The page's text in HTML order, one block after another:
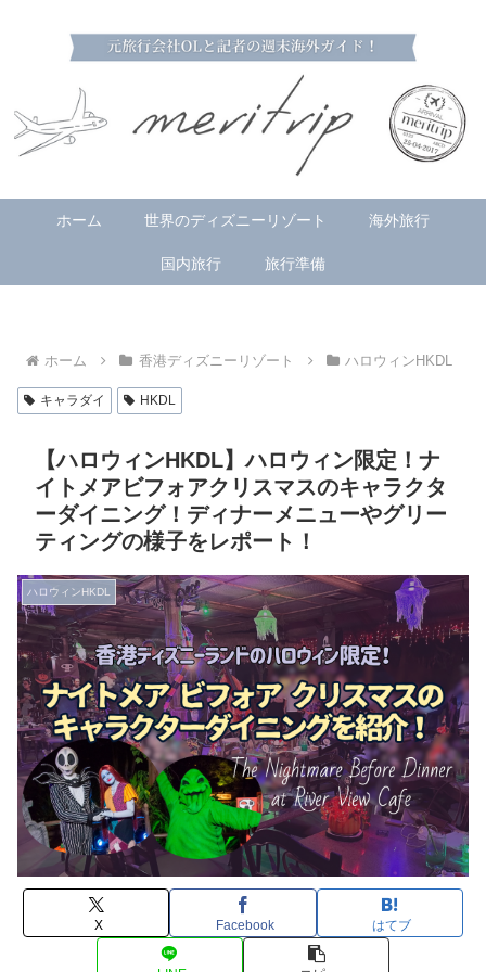
ホーム 世界のディズニーリゾート 海外旅行
国内旅行 旅行準備
ホーム 香港ディズニーリゾート ハロウィンHKDL
キャラダイ HKDL
【ハロウィンHKDL】ハロウィン限定！ナ
イトメアビフォアクリスマスのキャラクタ
ーダイニング！ディナーメニューやグリー
ティングの様子をレポート！
ハロウィンHKDL
X Facebook はてブ